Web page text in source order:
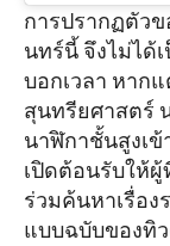
การปรากฏตัวข
นทร์นี้ จึงไม่ได้
บอกเวลา หาก
สุนทรียศาสตร์
นาฬิกาชั้นสูงเ
เปิดต้อนรับให้
ร่วมค้นหาเรื่อ
แบบฉบับของทิ